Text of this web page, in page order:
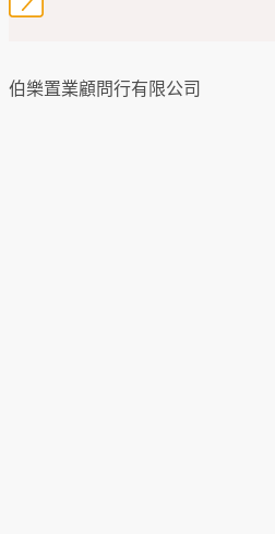
伯樂置業顧問行有限公司